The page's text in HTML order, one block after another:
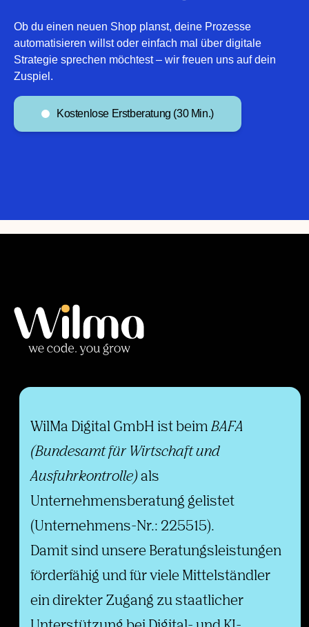
Ob du einen neuen Shop planst, deine Prozesse
automatisieren willst oder einfach mal über digitale
Strategie sprechen möchtest – wir freuen uns auf dein
Zuspiel.
Kostenlose Erstberatung (30 Min.)
WilMa Digital GmbH ist beim BAFA
(Bundesamt für Wirtschaft und
Ausfuhrkontrolle) als
Unternehmensberatung gelistet
(Unternehmens-Nr.: 225515).
Damit sind unsere Beratungsleistungen
förderfähig und für viele Mittelständler
ein direkter Zugang zu staatlicher